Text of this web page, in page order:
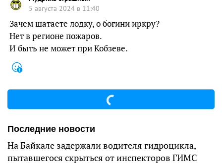
5 августа 2024 в 11:40
Зачем шатаете лодку, о богини иркру?
Нет в регионе пожаров.
И быть не может при Кобзеве.
Последние новости
На Байкале задержали водителя гидроцикла,
пытавшегося скрыться от инспекторов ГИМС